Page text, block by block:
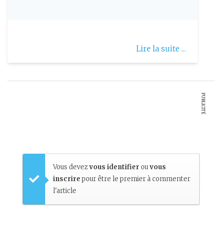
Lire la suite ...
PUBLICITÉ
Vous devezvous identifier ouvous
inscrire pour être le premier à commenter
l'article